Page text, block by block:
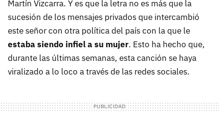
Martín Vizcarra. Y es que la letra no es más que la
sucesión de los mensajes privados que intercambió
este señor con otra política del país con la que le
estaba siendo infiel a su mujer. Esto ha hecho que,
durante las últimas semanas, esta canción se haya
viralizado a lo loco a través de las redes sociales.